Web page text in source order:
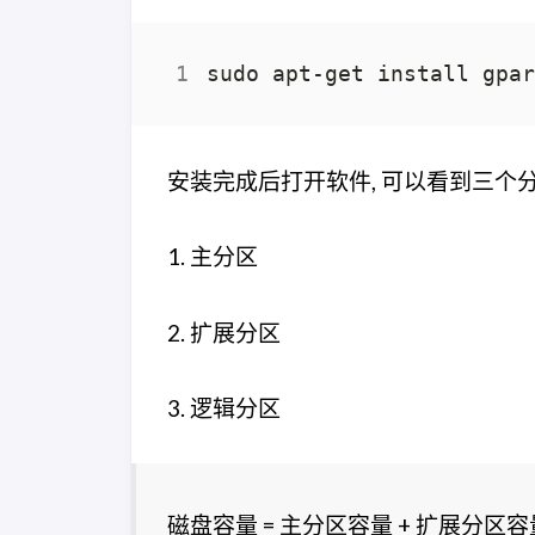
安装完成后打开软件, 可以看到三个分
1. 主分区
2. 扩展分区
3. 逻辑分区
磁盘容量 = 主分区容量 + 扩展分区容